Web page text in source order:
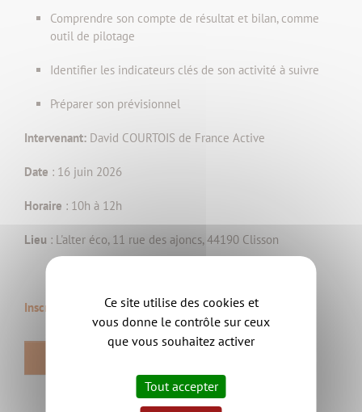
Comprendre son compte de résultat et bilan, comme
outil de pilotage
Identifier les indicateurs clés de son activité à suivre
Préparer son prévisionnel
Intervenant: David COURTOIS de France Active
Date : 16 juin 2026
Horaire : 10h à 12h
Lieu : L'alter éco, 11 rue des ajoncs, 44190 Clisson
Inscription ici
Ce site utilise des cookies et
vous donne le contrôle sur ceux
que vous souhaitez activer
Tout accepter